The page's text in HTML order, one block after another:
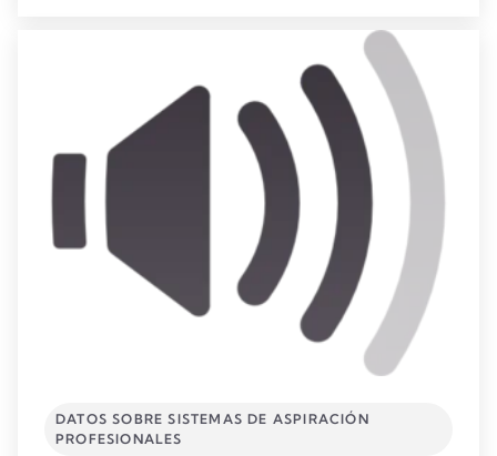
DATOS SOBRE SISTEMAS DE ASPIRACIÓN
PROFESIONALES